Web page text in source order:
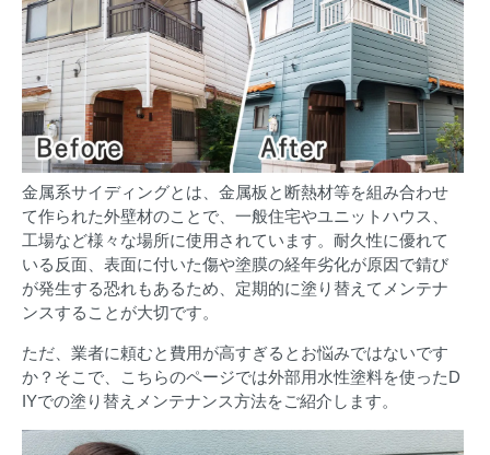
金属系サイディングとは、金属板と断熱材等を組み合わせ
て作られた外壁材のことで、一般住宅やユニットハウス、
工場など様々な場所に使用されています。耐久性に優れて
いる反面、表面に付いた傷や塗膜の経年劣化が原因で錆び
が発生する恐れもあるため、定期的に塗り替えてメンテナ
ンスすることが大切です。
ただ、業者に頼むと費用が高すぎるとお悩みではないです
か？そこで、こちらのページでは外部用水性塗料を使ったD
IYでの塗り替えメンテナンス方法をご紹介します。